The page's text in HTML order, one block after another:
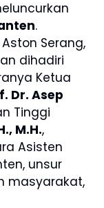
.
Serang,
dihadiri
Ketua
Dr. Asep
Tinggi
M.H.,
Asisten
unsur
masyarakat,